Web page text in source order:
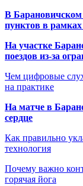
В
пунктов в
На участке
поездов из-за
Чем цифровые
на практике
На матче в
сердце
Как правильно
технология
Почему важно
горячая йога